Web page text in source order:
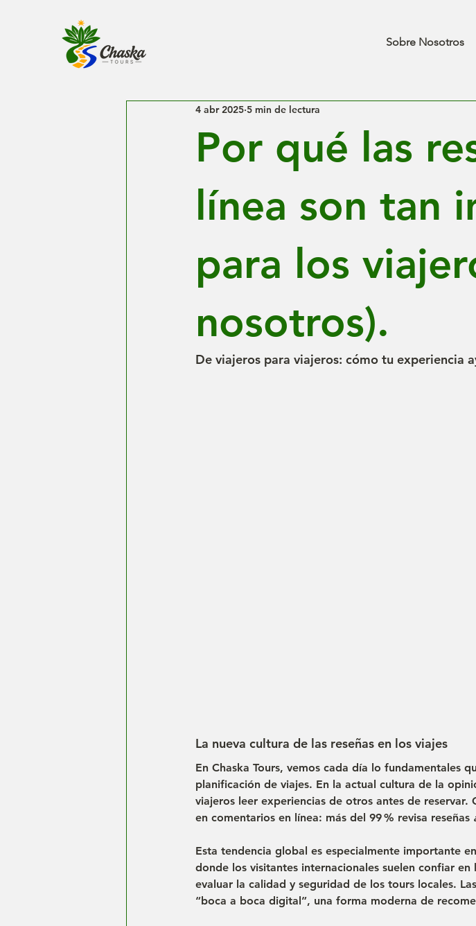
Sobre Nosotros
Por qué las
línea son tan
para los
nosotros).
4 abr 2025 5 min de lectura
De viajeros para viajeros: cómo tu experiencia
La nueva cultura de las reseñas en los viajes
En Chaska Tours, vemos cada día lo fundamentales
planificación de viajes. En la actual cultura de la
viajeros leer experiencias de otros antes de reservar.
en comentarios en línea: más del 99 % revisa reseñas
Esta tendencia global es especialmente importante
donde los visitantes internacionales suelen confiar
evaluar la calidad y seguridad de los tours locales.
“boca a boca digital”, una forma moderna de